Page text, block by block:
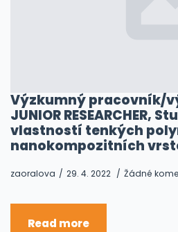
Výzkumný pracovník/
JUNIOR
vlastností tenkých
nanokompozitních
zaoralova 29. 4. 2022 Žádné
Read more